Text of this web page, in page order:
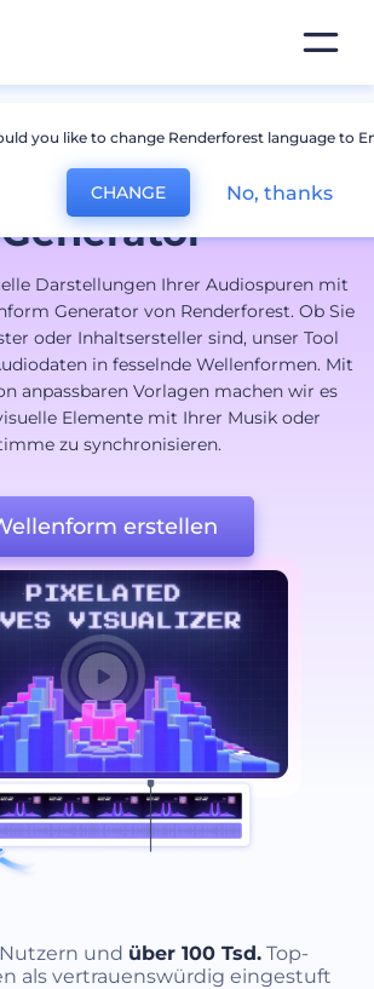
Generator
Darstellungen Ihrer Audiospuren mit
Generator von Renderforest. Ob Sie
oder Inhaltsersteller sind, unser Tool
in fesselnde Wellenformen. Mit
anpassbaren Vorlagen machen wir es
Elemente mit Ihrer Musik oder
zu synchronisieren.
erstellen
Nutzern und über 100 Tsd. Top-
als vertrauenswürdig eingestuft
you like to change Renderforest language to
CHANGE No, thanks